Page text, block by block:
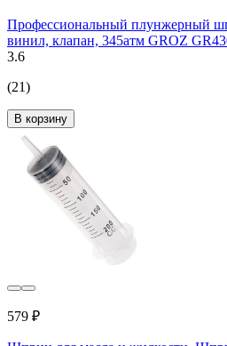
Профессиональный плунжерный
винил, клапан, 345атм GROZ
3.6
(21)
В корзину
579 ₽